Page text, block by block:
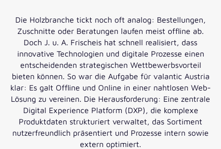
Die Holzbranche tickt noch oft analog: Bestellungen,
Zuschnitte oder Beratungen laufen meist offline ab.
Doch J. u. A. Frischeis hat schnell realisiert, dass
innovative Technologien und digitale Prozesse einen
entscheidenden strategischen Wettbewerbsvorteil
bieten können. So war die Aufgabe für valantic Austria
klar: Es galt Offline und Online in einer nahtlosen Web-
Lösung zu vereinen. Die Herausforderung: Eine zentrale
Digital Experience Platform (DXP), die komplexe
Produktdaten strukturiert verwaltet, das Sortiment
nutzerfreundlich präsentiert und Prozesse intern sowie
extern optimiert.